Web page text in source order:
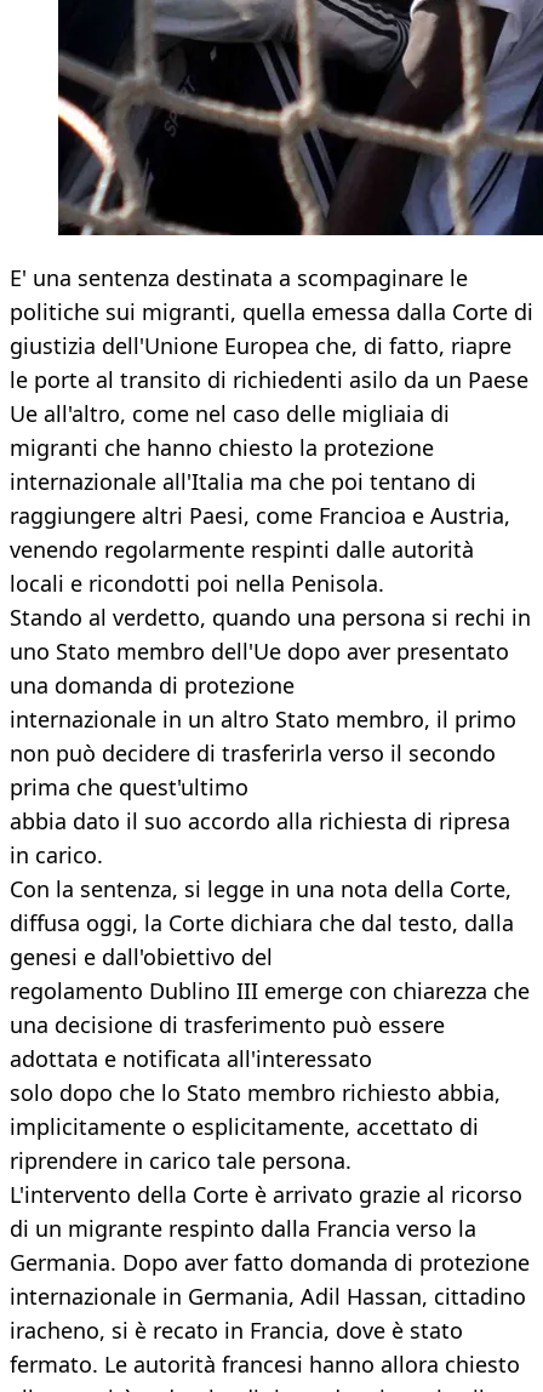
E' una sentenza destinata a scompaginare le
politiche sui migranti, quella emessa dalla Corte di
giustizia dell'Unione Europea che, di fatto, riapre
le porte al transito di richiedenti asilo da un Paese
Ue all'altro, come nel caso delle migliaia di
migranti che hanno chiesto la protezione
internazionale all'Italia ma che poi tentano di
raggiungere altri Paesi, come Francioa e Austria,
venendo regolarmente respinti dalle autorità
locali e ricondotti poi nella Penisola.
Stando al verdetto, quando una persona si rechi in
uno Stato membro dell'Ue dopo aver presentato
una domanda di protezione
internazionale in un altro Stato membro, il primo
non può decidere di trasferirla verso il secondo
prima che quest'ultimo
abbia dato il suo accordo alla richiesta di ripresa
in carico.
Con la sentenza, si legge in una nota della Corte,
diffusa oggi, la Corte dichiara che dal testo, dalla
genesi e dall'obiettivo del
regolamento Dublino III emerge con chiarezza che
una decisione di trasferimento può essere
adottata e notificata all'interessato
solo dopo che lo Stato membro richiesto abbia,
implicitamente o esplicitamente, accettato di
riprendere in carico tale persona.
L'intervento della Corte è arrivato grazie al ricorso
di un migrante respinto dalla Francia verso la
Germania. Dopo aver fatto domanda di protezione
internazionale in Germania, Adil Hassan, cittadino
iracheno, si è recato in Francia, dove è stato
fermato. Le autorità francesi hanno allora chiesto